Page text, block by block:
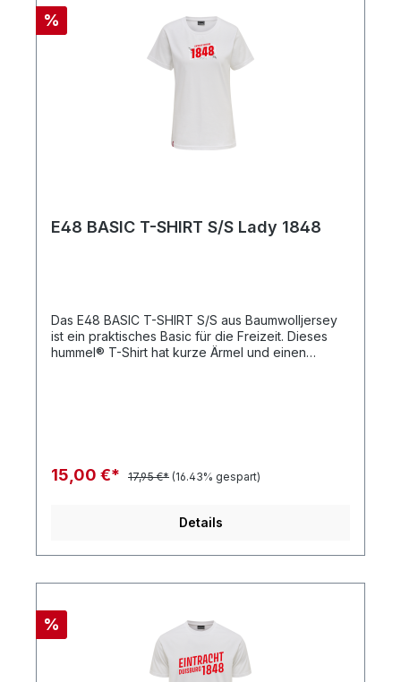
%
E48 BASIC T-SHIRT S/S Lady 1848
Das E48 BASIC T-SHIRT S/S aus Baumwolljersey
ist ein praktisches Basic für die Freizeit. Dieses
hummel® T-Shirt hat kurze Ärmel und einen
15,00 €* 17,95 €* (16.43% gespart)
Details
%